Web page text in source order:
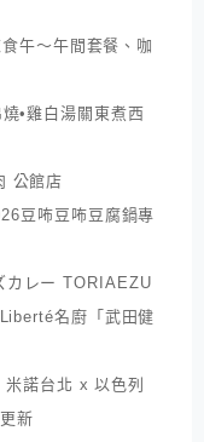
午～午間套餐、咖
•雞白湯關東煮西
公館店
豆咘豆咘豆腐鍋專
カレー TORIAEZU
名廚「武田健
諾台北 x 以色列
新